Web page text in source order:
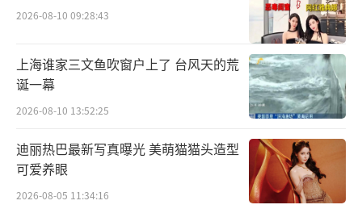
在这里，每一位观众都成为了这场盛宴的
一部分，与舞者们共同感受舞蹈的魅力。
现场除了舞蹈竞技，还有众多精彩环节设
置，包括花车巡游、艺人嘉宾表演、参赛选手
舞台秀、随机舞蹈挑战、特别设计舞台秀等。
这些环节不仅为选手们提供了展示自我的机
会，也为观众带来了丰富的娱乐体验。
2026-08-10 09:28:43
上海谁家三文鱼吹窗户上了 台风天的荒
诞一幕
2026-08-10 13:52:25
迪丽热巴最新写真曝光 美萌猫猫头造型
可爱养眼
2026-08-05 11:34:16